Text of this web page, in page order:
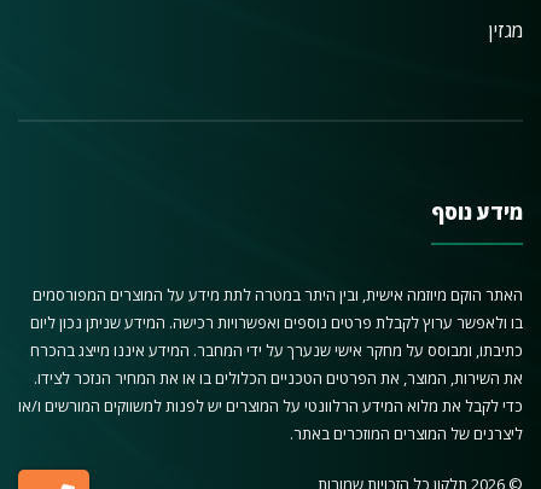
מגזין
מידע נוסף
האתר הוקם מיוזמה אישית, ובין היתר במטרה לתת מידע על המוצרים המפורסמים
בו ולאפשר ערוץ לקבלת פרטים נוספים ואפשרויות רכישה. המידע שניתן נכון ליום
כתיבתו, ומבוסס על מחקר אישי שנערך על ידי המחבר. המידע איננו מייצג בהכרח
את השירות, המוצר, את הפרטים הטכניים הכלולים בו או את המחיר הנזכר לצידו.
כדי לקבל את מלוא המידע הרלוונטי על המוצרים יש לפנות למשווקים המורשים ו/או
ליצרנים של המוצרים המוזכרים באתר.
© 2026 תלקון כל הזכויות שמורות